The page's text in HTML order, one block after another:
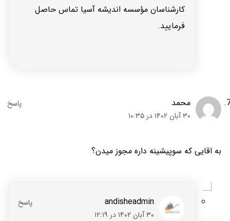
کارشناسان مؤسسه اندیشه آسیا تماس حاصل
فرمایید.
محمد
۳۰ آبان ۱۴۰۲ در ۱۰:۳۵
به اقایی که سوپیشینه داره مجوز میدن؟
andisheadmin
۳۰ آبان ۱۴۰۲ در ۱۲:۱۹